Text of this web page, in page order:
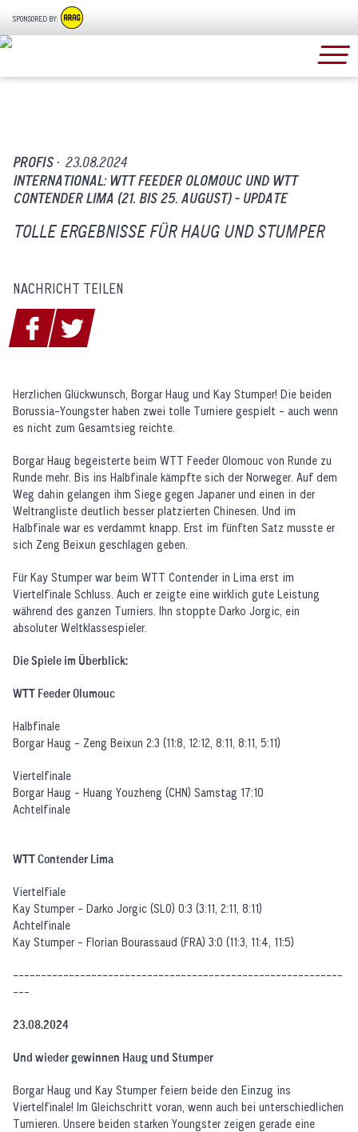
SPONSORED BY:
PROFIS · 23.08.2024
INTERNATIONAL: WTT FEEDER OLOMOUC UND WTT
CONTENDER LIMA (21. BIS 25. AUGUST) - UPDATE
TOLLE ERGEBNISSE FÜR HAUG UND STUMPER
NACHRICHT TEILEN
Herzlichen Glückwunsch, Borgar Haug und Kay Stumper! Die beiden
Borussia-Youngster haben zwei tolle Turniere gespielt - auch wenn
es nicht zum Gesamtsieg reichte.
Borgar Haug begeisterte beim WTT Feeder Olomouc von Runde zu
Runde mehr. Bis ins Halbfinale kämpfte sich der Norweger. Auf dem
Weg dahin gelangen ihm Siege gegen Japaner und einen in der
Weltrangliste deutlich besser platzierten Chinesen. Und im
Halbfinale war es verdammt knapp. Erst im fünften Satz musste er
sich Zeng Beixun geschlagen geben.
Für Kay Stumper war beim WTT Contender in Lima erst im
Viertelfinale Schluss. Auch er zeigte eine wirklich gute Leistung
während des ganzen Turniers. Ihn stoppte Darko Jorgic, ein
absoluter Weltklassespieler.
Die Spiele im Überblick:
WTT Feeder Olumouc
Halbfinale
Borgar Haug - Zeng Beixun 2:3 (11:8, 12:12, 8:11, 8:11, 5:11)
Viertelfinale
Borgar Haug - Huang Youzheng (CHN) Samstag 17:10
Achtelfinale
WTT Contender Lima
Viertelfiale
Kay Stumper - Darko Jorgic (SLO) 0:3 (3:11, 2:11, 8:11)
Achtelfinale
Kay Stumper - Florian Bourassaud (FRA) 3:0 (11:3, 11:4, 11:5)
-----------------------------------------------------------
---
23.08.2024
Und wieder gewinnen Haug und Stumper
Borgar Haug und Kay Stumper feiern beide den Einzug ins
Viertelfinale! Im Gleichschritt voran, wenn auch bei unterschiedlichen
Turnieren. Unsere beiden starken Youngster zeigen gerade eine